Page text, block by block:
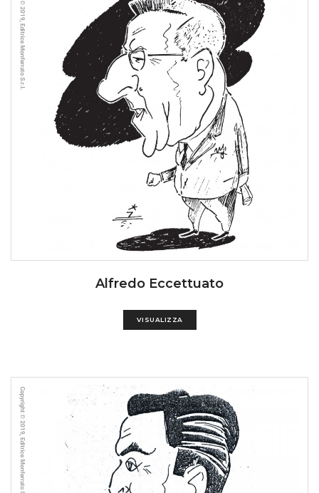
Alfredo Eccettuato
VISUALIZZA